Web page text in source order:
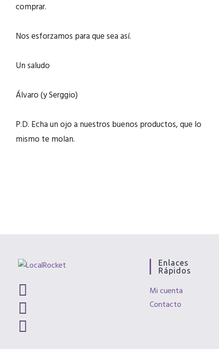
comprar.
Nos esforzamos para que sea así.
Un saludo
Álvaro (y Serggio)
P.D. Echa un ojo a nuestros buenos productos, que lo
mismo te molan.
Enlaces
Rápidos
Mi cuenta
Contacto